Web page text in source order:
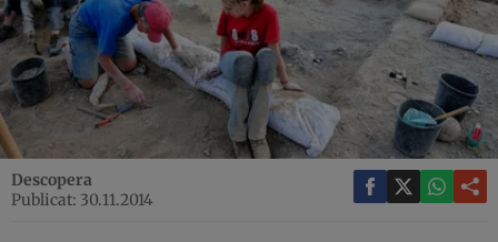
Descopera
Publicat: 30.11.2014